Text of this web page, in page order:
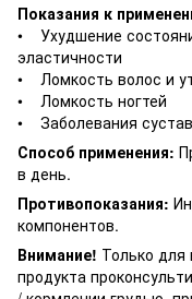
Показания к
• Ухудшение
эластичности
• Ломкость волос и
• Ломкость ногтей
• Заболевания
Способ применения:
в день.
Противопоказания:
компонентов.
Внимание! Только
продукта